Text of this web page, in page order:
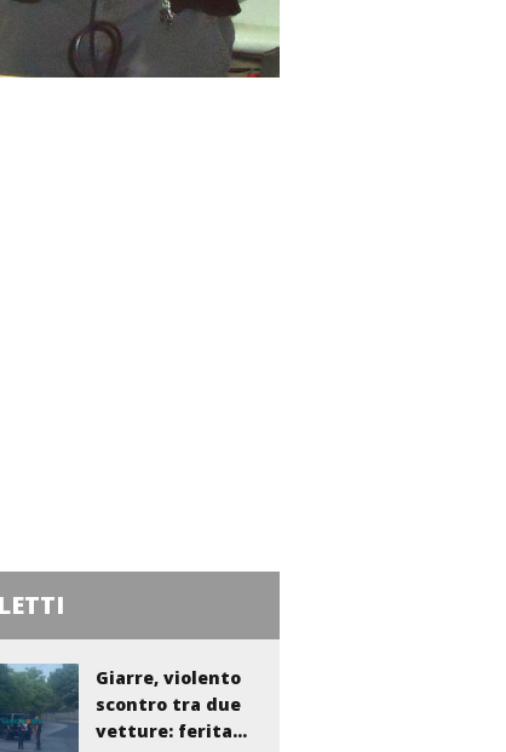
Giarre, violento
scontro tra due
vetture: ferita...